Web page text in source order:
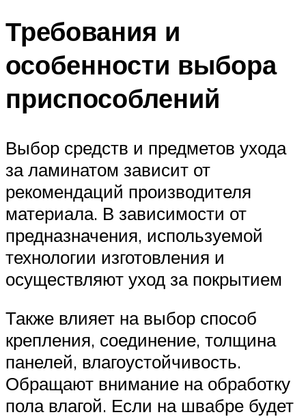
Требования и
особенности выбора
приспособлений
Выбор средств и предметов ухода
за ламинатом зависит от
рекомендаций производителя
материала. В зависимости от
предназначения, используемой
технологии изготовления и
осуществляют уход за покрытием
Также влияет на выбор способ
крепления, соединение, толщина
панелей, влагоустойчивость.
Обращают внимание на обработку
пола влагой. Если на швабре будет